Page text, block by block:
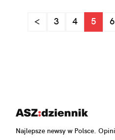
< 3 4 5 6
Najlepsze newsy w Polsce.